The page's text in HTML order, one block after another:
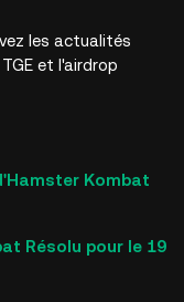
les actualités
et l'airdrop
Kombat
Résolu pour le 19